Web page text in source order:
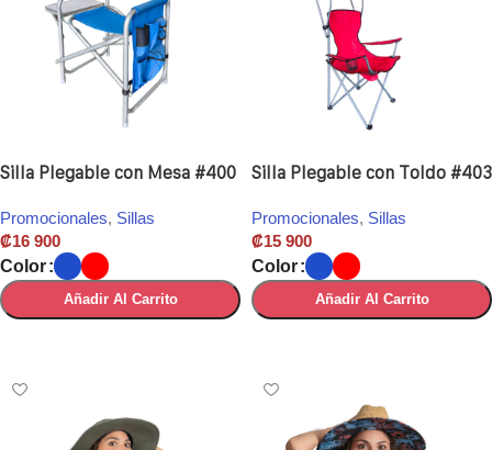
Silla Plegable con Mesa #400
Promocionales, Sillas
₡16 900
Color
Añadir Al Carrito
Silla Plegable con Toldo #403
Promocionales, Sillas
₡15 900
Color
Añadir Al Carrito